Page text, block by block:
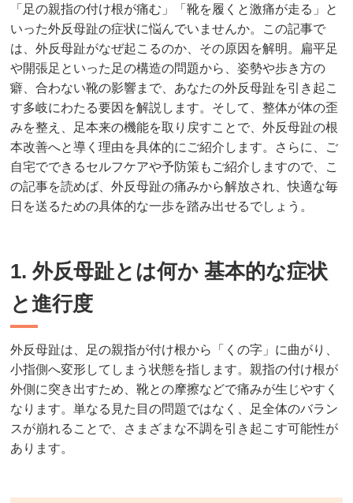
「足の親指の付け根が痛む」「靴を履くと激痛が走る」と
いった外反母趾の症状に悩んでいませんか。この記事で
は、外反母趾がなぜ起こるのか、その原因を解明。扁平足
や開張足といった足の構造の問題から、姿勢や歩き方の
癖、合わない靴の影響まで、あなたの外反母趾を引き起こ
す多岐にわたる要因を解説します。そして、整体が体の歪
みを整え、足本来の機能を取り戻すことで、外反母趾の根
本改善へと導く理由を具体的にご紹介します。さらに、ご
自宅でできるセルフケアや予防策もご紹介しますので、こ
の記事を読めば、外反母趾の痛みから解放され、快適な毎
日を送るための具体的な一歩を踏み出せるでしょう。
1. 外反母趾とは何か 基本的な症状
と進行度
外反母趾は、足の親指が付け根から「くの字」に曲がり、
小指側へ変形してしまう状態を指します。親指の付け根が
外側に突き出すため、靴との摩擦などで痛みが生じやすく
なります。単なる見た目の問題ではなく、足全体のバラン
スが崩れることで、さまざまな不調を引き起こす可能性が
あります。